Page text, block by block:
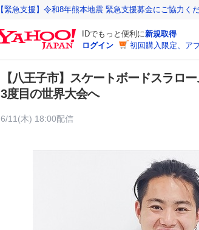
【緊急支援】令和8年熊本地震 緊急支援募金にご協力く
IDでもっと便利に新規取得
ログイン
初回購入限定、ア
【八王子市】スケートボードスラ
3度目の世界大会へ
6/11(木) 18:00配信